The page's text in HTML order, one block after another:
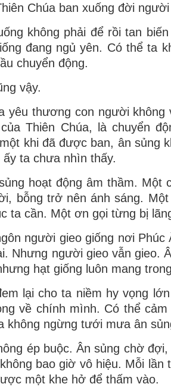
Chúa ban xuống đời
không phải để rồi tan
đang ngủ yên. Có thể ta
chuyển động.
vậy.
yêu thương con người
Thiên Chúa, là chuyển
khi đã được ban, ân sủng
ấy ta chưa nhìn thấy.
hoạt động âm thầm. Một
bỗng trở nên ánh sáng.
ta cần. Một ơn gọi từng bị
người gieo giống nơi Phúc
Nhưng người gieo vẫn gieo.
hạt giống luôn mang
lại cho ta niềm hy vọng
về chính mình. Có thể
không ngừng tưới mưa ân
ép buộc. Ân sủng chờ đợi,
bao giờ vô hiệu. Mỗi
một khe hở để thấm vào.